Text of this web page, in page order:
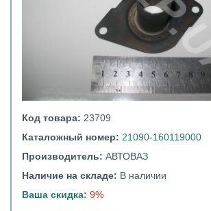
Код товара: 23709
Каталожный номер: 21090-160119000
Производитель: АВТОВАЗ
Наличие на складе: В наличии
Ваша скидка: 9%